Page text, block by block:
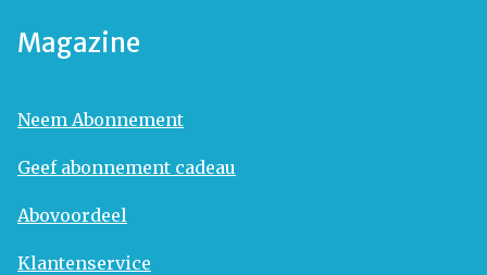
Magazine
Neem Abonnement
Geef abonnement cadeau
Abovoordeel
Klantenservice